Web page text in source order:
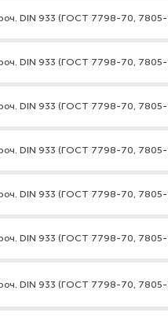
DIN 933 (ГОСТ 7798-70,
DIN 933 (ГОСТ 7798-70,
DIN 933 (ГОСТ 7798-70, 7805-
DIN 933 (ГОСТ 7798-70,
DIN 933 (ГОСТ 7798-70,
DIN 933 (ГОСТ 7798-70, 7805-
DIN 933 (ГОСТ 7798-70, 7805-